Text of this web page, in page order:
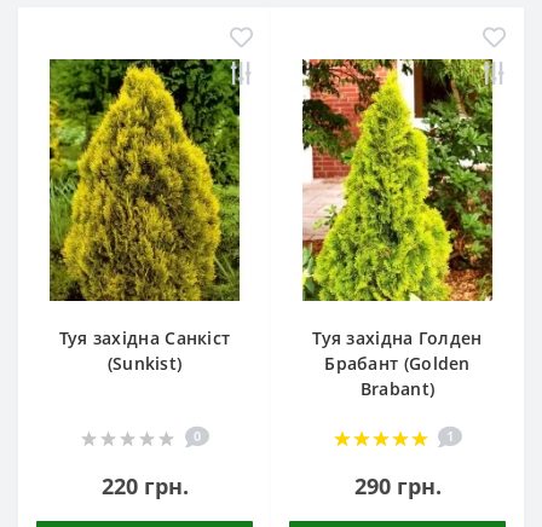
Туя західна Санкіст
(Sunkist)
0
220 грн.
Туя західна Голден
Брабант (Golden
Brabant)
1
290 грн.